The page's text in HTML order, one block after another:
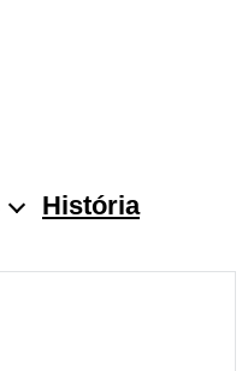
História